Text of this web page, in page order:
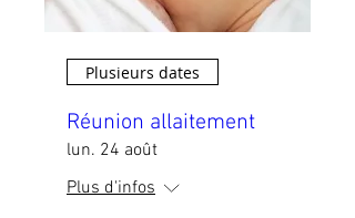
Plusieurs dates
Réunion allaitement
lun. 24 août
Plus d'infos